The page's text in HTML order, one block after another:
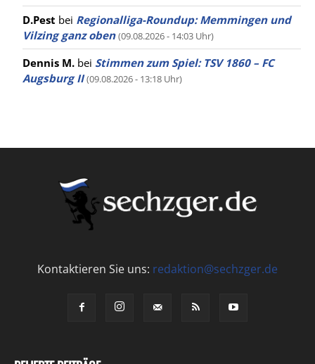
D.Pest bei Regionalliga-Roundup: Memmingen und
Vilzing ganz oben (09.08.2026 - 14:03 Uhr)
Dennis M. bei Stimmen zum Spiel: TSV 1860 – FC
Augsburg II (09.08.2026 - 13:18 Uhr)
Kontaktieren Sie uns: redaktion@sechzger.de